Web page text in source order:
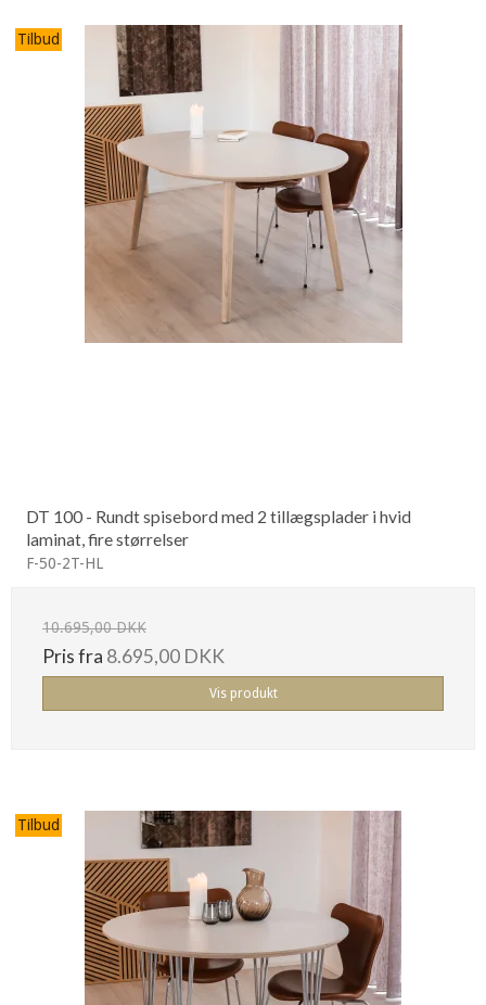
Tilbud
DT 100 - Rundt spisebord med 2 tillægsplader i hvid
laminat, fire størrelser
F-50-2T-HL
10.695,00 DKK
Pris fra 8.695,00 DKK
Vis produkt
Tilbud